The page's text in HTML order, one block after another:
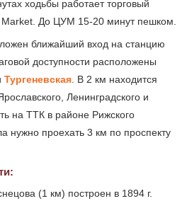
ходьбы работает торговый
Market. До ЦУМ 15-20 минут пешком.
ближайший вход на станцию
доступности расположены
Тургеневская. В 2 км находится
Ленинградского и
на ТТК в районе Рижского
нужно проехать 3 км по проспекту
(1 км) построен в 1894 г.